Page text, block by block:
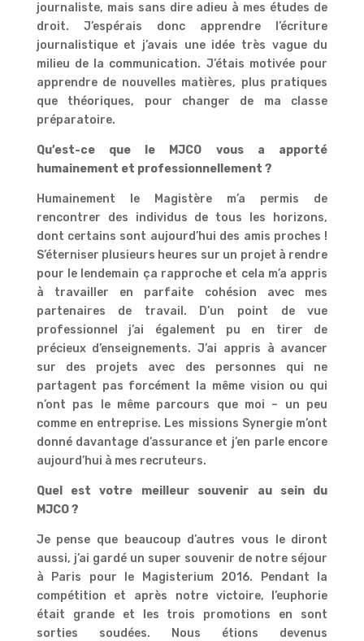
journaliste, mais sans dire adieu à mes études de
droit. J’espérais donc apprendre l’écriture
journalistique et j’avais une idée très vague du
milieu de la communication. J’étais motivée pour
apprendre de nouvelles matières, plus pratiques
que théoriques, pour changer de ma classe
préparatoire.
Qu’est-ce que le MJCO vous a apporté
humainement et professionnellement ?
Humainement le Magistère m’a permis de
rencontrer des individus de tous les horizons,
dont certains sont aujourd’hui des amis proches !
S’éterniser plusieurs heures sur un projet à rendre
pour le lendemain ça rapproche et cela m’a appris
à travailler en parfaite cohésion avec mes
partenaires de travail. D’un point de vue
professionnel j’ai également pu en tirer de
précieux d’enseignements. J’ai appris à avancer
sur des projets avec des personnes qui ne
partagent pas forcément la même vision ou qui
n’ont pas le même parcours que moi – un peu
comme en entreprise. Les missions Synergie m’ont
donné davantage d’assurance et j’en parle encore
aujourd’hui à mes recruteurs.
Quel est votre meilleur souvenir au sein du
MJCO ?
Je pense que beaucoup d’autres vous le diront
aussi, j’ai gardé un super souvenir de notre séjour
à Paris pour le Magisterium 2016. Pendant la
compétition et après notre victoire, l’euphorie
était grande et les trois promotions en sont
sorties soudées. Nous étions devenus